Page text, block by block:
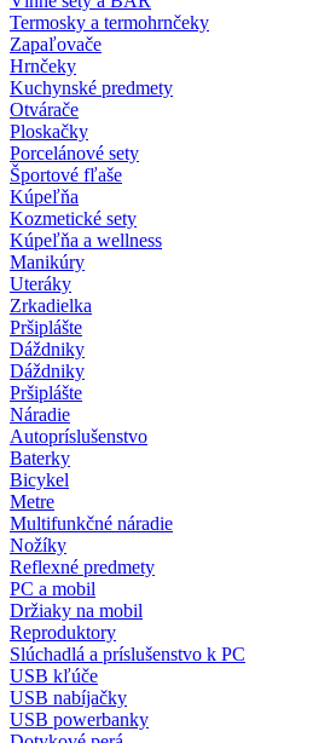
Termosky a termohrnčeky
Zapaľovače
Hrnčeky
Kuchynské predmety
Otvárače
Ploskačky
Porcelánové sety
Športové fľaše
Kúpeľňa
Kozmetické sety
Kúpeľňa a wellness
Manikúry
Uteráky
Zrkadielka
Pršiplášte
Dáždniky
Dáždniky
Pršiplášte
Náradie
Autopríslušenstvo
Baterky
Bicykel
Metre
Multifunkčné náradie
Nožíky
Reflexné predmety
PC a mobil
Držiaky na mobil
Reproduktory
Slúchadlá a príslušenstvo k PC
USB kľúče
USB nabíjačky
USB powerbanky